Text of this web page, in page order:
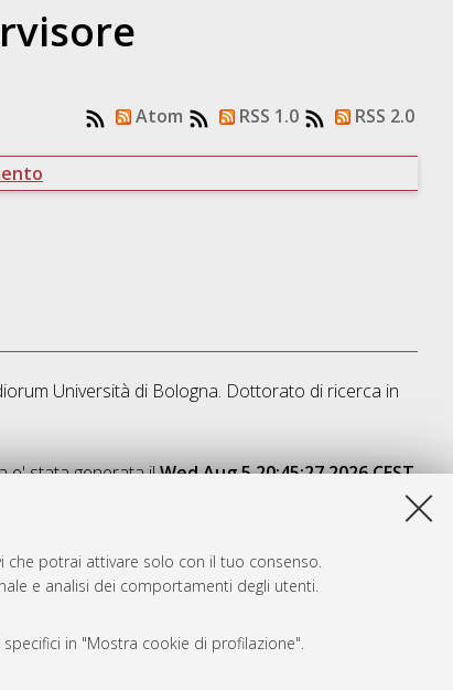
potrai attivare solo con il tuo consenso.
e analisi dei comportamenti degli utenti.
in "Mostra cookie di profilazione".
Atom RSS 1.0 RSS 2.0
Università di Bologna. Dottorato di ricerca in
e' stata generata ilWed Aug 5 20:45:27 2026 CEST.